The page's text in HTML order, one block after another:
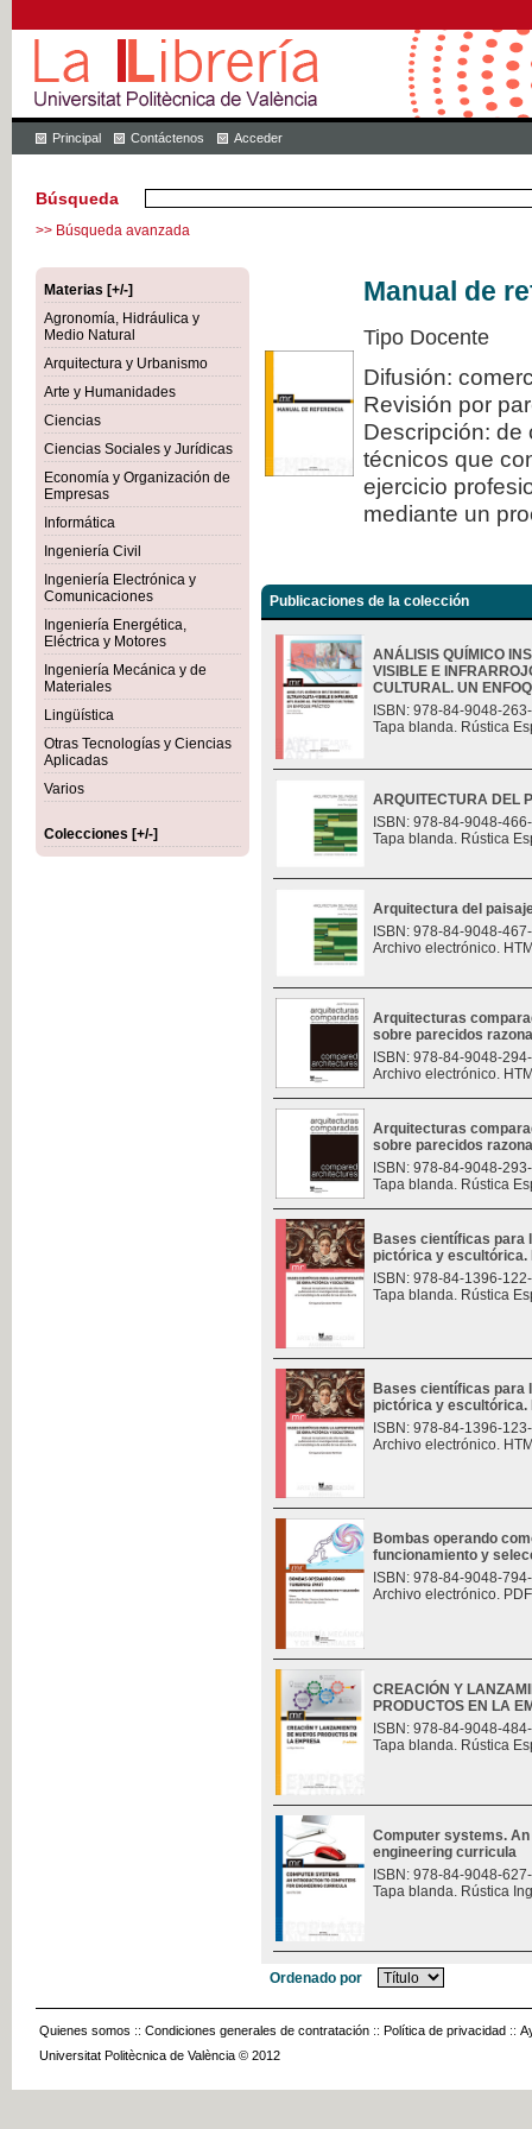
Principal Contáctenos Acceder
Búsqueda
>> Búsqueda avanzada
Materias [+/-]
Agronomía, Hidráulica y
Medio Natural
Arquitectura y Urbanismo
Arte y Humanidades
Ciencias
Ciencias Sociales y Jurídicas
Economía y Organización de
Empresas
Informática
Ingeniería Civil
Ingeniería Electrónica y
Comunicaciones
Ingeniería Energética,
Eléctrica y Motores
Ingeniería Mecánica y de
Materiales
Lingüística
Otras Tecnologías y Ciencias
Aplicadas
Varios
Colecciones [+/-]
Manual de
Tipo Docente
Difusión:
Revisión por
Descripción: de
técnicos que
ejercicio
mediante un
Publicaciones de la colección
ANÁLISIS QUÍMICO
VISIBLE E
CULTURAL. UN
ISBN: 978-84-9048-
Tapa blanda. Rústica
ARQUITECTURA DEL
ISBN: 978-84-9048-
Tapa blanda. Rústica
Arquitectura del
ISBN: 978-84-9048-
Archivo electrónico.
Arquitecturas
sobre parecidos
ISBN: 978-84-9048-
Archivo electrónico.
Arquitecturas
sobre parecidos
ISBN: 978-84-9048-
Tapa blanda. Rústica
Bases científicas para
pictórica y escultórica.
ISBN: 978-84-1396-
Tapa blanda. Rústica
Bases científicas para
pictórica y escultórica.
ISBN: 978-84-1396-
Archivo electrónico.
Bombas operando
funcionamiento y
ISBN: 978-84-9048-
Archivo electrónico.
CREACIÓN Y
PRODUCTOS EN LA
ISBN: 978-84-9048-
Tapa blanda. Rústica
Computer systems.
engineering curricula
ISBN: 978-84-9048-
Tapa blanda. Rústica
Ordenado por
Quienes somos :: Condiciones generales de contratación :: Política de privacidad ::
Universitat Politècnica de València © 2012